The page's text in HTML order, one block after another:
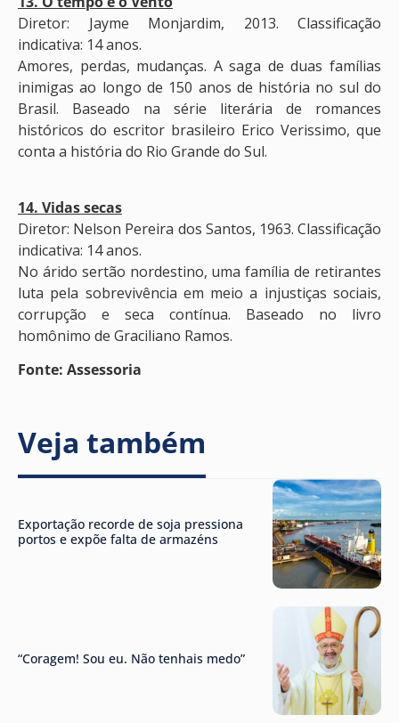
Diretor: Jayme Monjardim, 2013. Classificação
indicativa: 14 anos.
Amores, perdas, mudanças. A saga de duas famílias
inimigas ao longo de 150 anos de história no sul do
Brasil. Baseado na série literária de romances
históricos do escritor brasileiro Erico Verissimo, que
conta a história do Rio Grande do Sul.
14. Vidas secas
Diretor: Nelson Pereira dos Santos, 1963. Classificação
indicativa: 14 anos.
No árido sertão nordestino, uma família de retirantes
luta pela sobrevivência em meio a injustiças sociais,
corrupção e seca contínua. Baseado no livro
homônimo de Graciliano Ramos.
Fonte: Assessoria
Veja também
Exportação recorde de soja pressiona
portos e expõe falta de armazéns
“Coragem! Sou eu. Não tenhais medo”